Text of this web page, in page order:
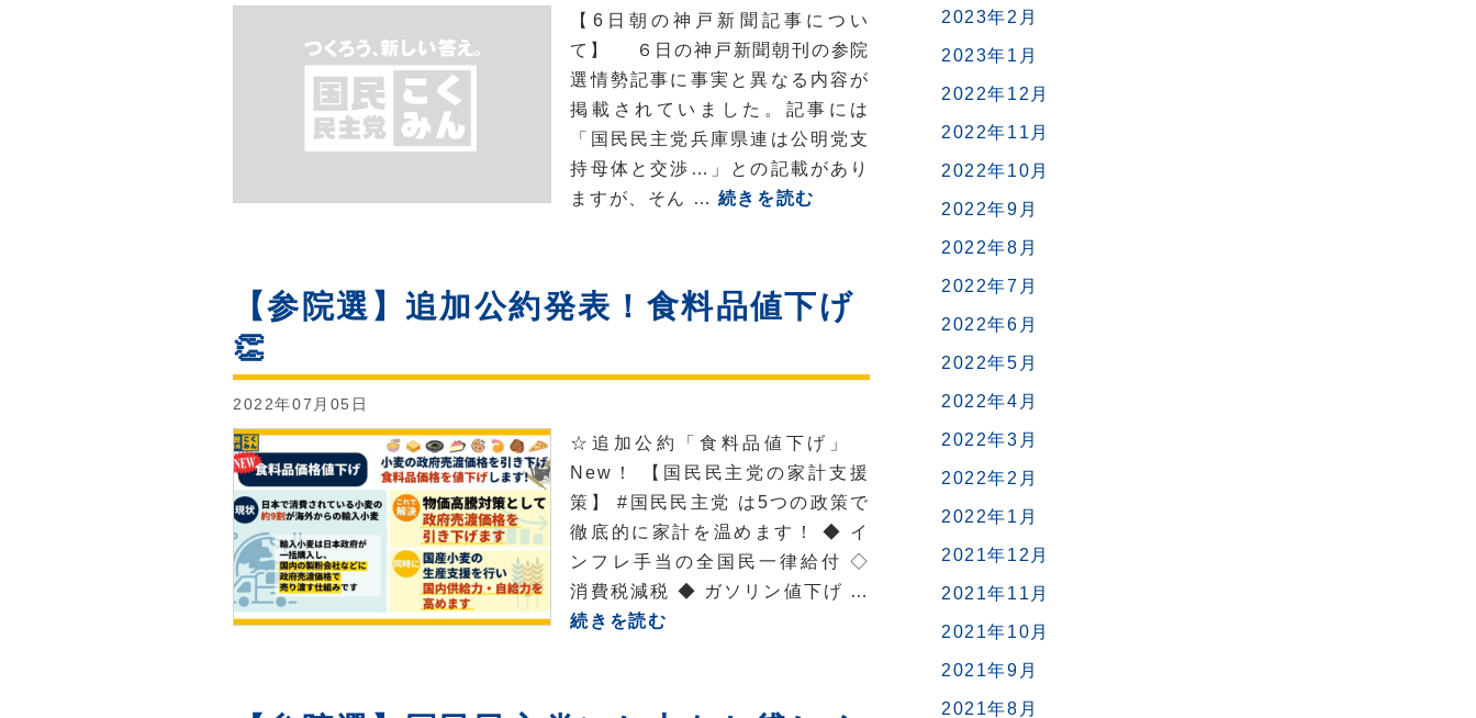
る
政
策
が
あ
る。
一
え
【6日朝の神戸新聞記事につい
て】 ６日の神戸新聞朝刊の参院
選情勢記事に事実と異なる内容が
掲載されていました。記事には
「国民民主党兵庫県連は公明党支
持母体と交渉…」との記載があり
ますが、そん … 続きを読む
日
の
戸
新
聞
の
記
事
【参院選】追加公約発表！食料品値下げ
👏
2022年07月05日
☆追加公約「食料品値下げ」
New！ 【国民民主党の家計支援
策】 #国民民主党 は5つの政策で
徹底的に家計を温めます！ ◆ イ
ンフレ手当の全国民一律給付 ◇
消費税減税 ◆ ガソリン値下げ …
続きを読む
追
2023年2月
2023年1月
2022年12月
2022年11月
2022年10月
2022年9月
2022年8月
2022年7月
2022年6月
2022年5月
2022年4月
2022年3月
2022年2月
2022年1月
2021年12月
2021年11月
2021年10月
2021年9月
2021年8月